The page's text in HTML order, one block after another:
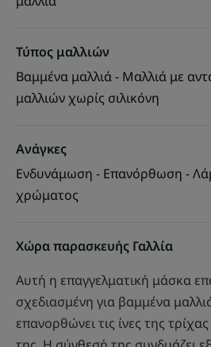
Τύπος μαλλιών
Βαμμένα μαλλιά - Μαλλιά με
μαλλιών χωρίς σιλικόνη
Ανάγκες
Ενδυνάμωση - Επανόρθωση -
χρώματος
Χώρα παρασκευής Γαλλία
Αυτή η επαγγελματική μάσκα
σχεδιασμένη για βαμμένα
επανορθώνει τις ίνες της